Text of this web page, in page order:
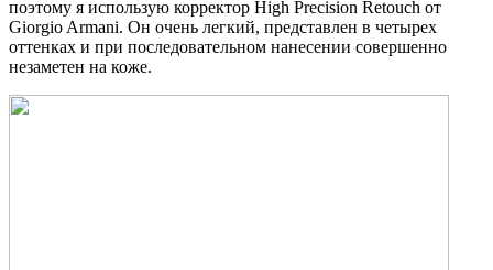
поэтому я использую корректор High Precision Retouch от
Giorgio Armani. Он очень легкий, представлен в четырех
оттенках и при последовательном нанесении совершенно
незаметен на коже.